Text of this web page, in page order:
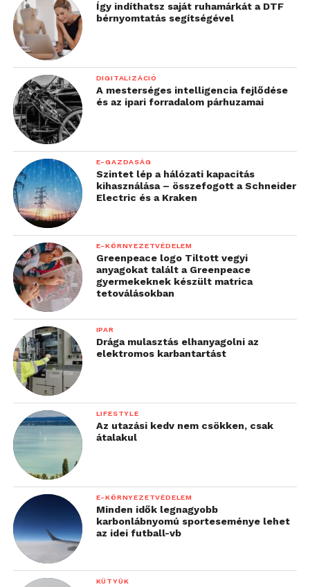
Így indíthatsz saját ruhamárkát a DTF
bérnyomtatás segítségével
DIGITALIZÁCIÓ
A mesterséges intelligencia fejlődése
és az ipari forradalom párhuzamai
E-GAZDASÁG
Szintet lép a hálózati kapacitás
kihasználása – összefogott a Schneider
Electric és a Kraken
E-KÖRNYEZETVÉDELEM
Greenpeace logo Tiltott vegyi
anyagokat talált a Greenpeace
gyermekeknek készült matrica
tetoválásokban
IPAR
Drága mulasztás elhanyagolni az
elektromos karbantartást
LIFESTYLE
Az utazási kedv nem csökken, csak
átalakul
E-KÖRNYEZETVÉDELEM
Minden idők legnagyobb
karbonlábnyomú sporteseménye lehet
az idei futball-vb
KÜTYÜK